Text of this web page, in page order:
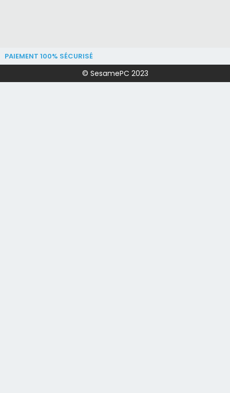
PAIEMENT 100% SÉCURISÉ
© SesamePC 2023